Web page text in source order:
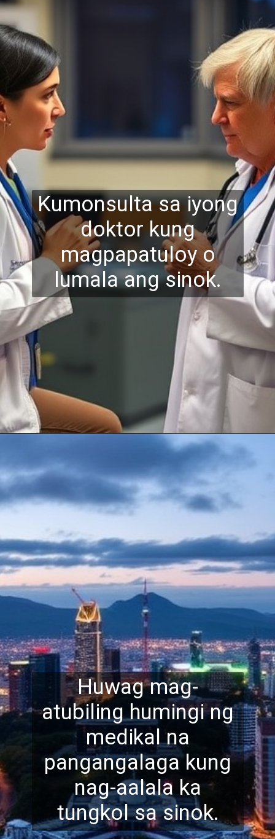
Kumonsulta sa iyong
doktor kung
magpapatuloy o
lumala ang sinok.
Huwag mag-
atubiling humingi ng
medikal na
pangangalaga kung
nag-aalala ka
tungkol sa sinok.